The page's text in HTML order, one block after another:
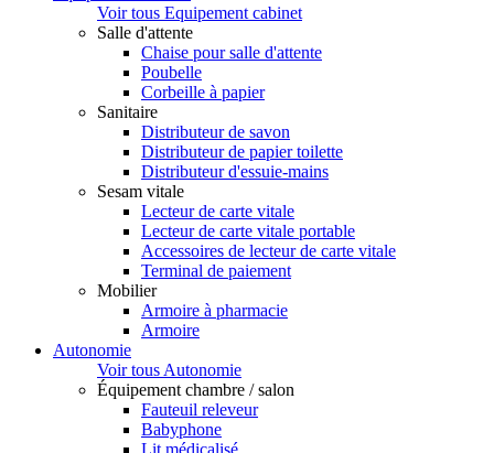
Voir tous Equipement cabinet
Salle d'attente
Chaise pour salle d'attente
Poubelle
Corbeille à papier
Sanitaire
Distributeur de savon
Distributeur de papier toilette
Distributeur d'essuie-mains
Sesam vitale
Lecteur de carte vitale
Lecteur de carte vitale portable
Accessoires de lecteur de carte vitale
Terminal de paiement
Mobilier
Armoire à pharmacie
Armoire
Autonomie
Voir tous Autonomie
Équipement chambre / salon
Fauteuil releveur
Babyphone
Lit médicalisé